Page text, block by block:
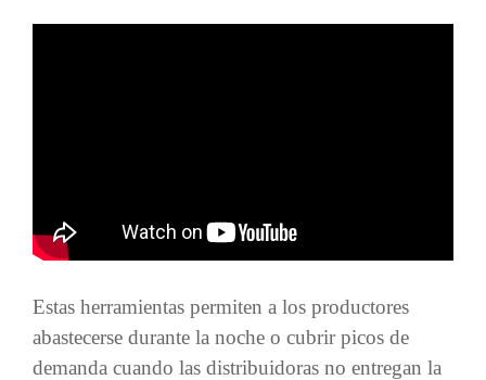
Estas herramientas permiten a los productores
abastecerse durante la noche o cubrir picos de
demanda cuando las distribuidoras no entregan la